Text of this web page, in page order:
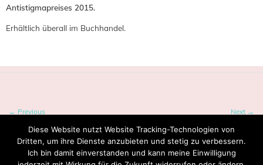
Antistigmapreises 2015.
Erhältlich überall im Buchhandel.
Next →
← Previous
Diese Website nutzt Website Tracking-Technologien von
Dritten, um ihre Dienste anzubieten und stetig zu verbessern.
Ich bin damit einverstanden und kann meine Einwilligung